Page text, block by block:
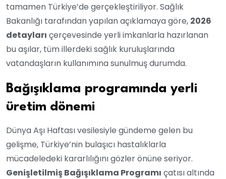
tamamen Türkiye’de gerçekleştiriliyor. Sağlık
Bakanlığı tarafından yapılan açıklamaya göre, 2026
detayları çerçevesinde yerli imkanlarla hazırlanan
bu aşılar, tüm illerdeki sağlık kuruluşlarında
vatandaşların kullanımına sunulmuş durumda.
Bağışıklama programında yerli
üretim dönemi
Dünya Aşı Haftası vesilesiyle gündeme gelen bu
gelişme, Türkiye’nin bulaşıcı hastalıklarla
mücadeledeki kararlılığını gözler önüne seriyor.
Genişletilmiş Bağışıklama Programı çatısı altında